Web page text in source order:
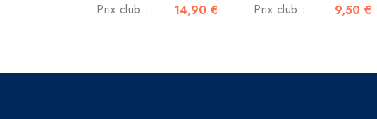
Prix club :
14,90 €
Prix club :
9,50 €